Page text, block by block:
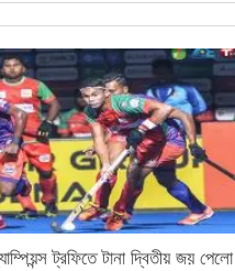
ট্রফিতে টানা দ্বিতীয় জয় পেলো